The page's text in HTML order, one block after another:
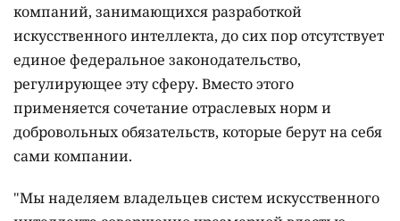
компаний, занимающихся разработкой
искусственного интеллекта, до сих пор отсутствует
единое федеральное законодательство,
регулирующее эту сферу. Вместо этого
применяется сочетание отраслевых норм и
добровольных обязательств, которые берут на себя
сами компании.
"Мы наделяем владельцев систем искусственного